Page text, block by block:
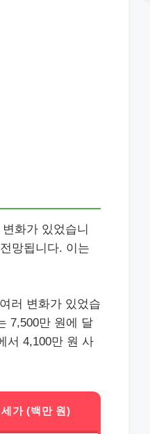
화가 있었습니
망됩니다. 이는
러 변화가 있었습
7,500만 원에 달
서 4,100만 원 사
가 (백만 원)